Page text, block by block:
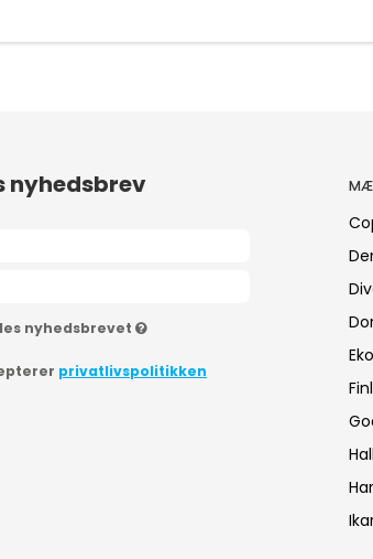
nyhedsbrev
nyhedsbrevet
privatlivspolitikken